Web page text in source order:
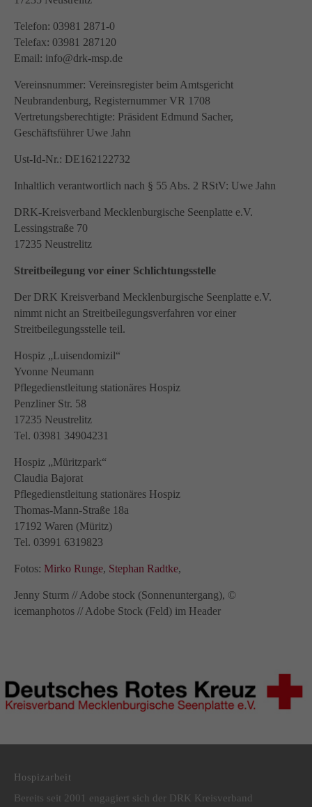
About us
Lorem ipsum dolor sit amet, consectetuer adipiscing
Aenean commodo ligula eget dolor. Aenean massa.
Cum sociis natoque penatibus et magnis dis parturient
montes, nascetur ridiculus mus. Donec quam felis,
Telefon: 03981 2871-0
Telefax: 03981 287120
Email: info@drk-msp.de
Vereinsnummer: Vereinsregister beim Amtsgericht
Neubrandenburg, Registernummer VR 1708
Vertretungsberechtigte: Präsident Edmund Sacher,
Geschäftsführer Uwe Jahn
Ust-Id-Nr.: DE162122732
Inhaltlich verantwortlich nach § 55 Abs. 2 RStV: Uwe Jahn
DRK-Kreisverband Mecklenburgische Seenplatte e.V.
Lessingstraße 70
17235 Neustrelitz
Streitbeilegung vor einer Schlichtungsstelle
Der DRK Kreisverband Mecklenburgische Seenplatte e.V.
nimmt nicht an Streitbeilegungsverfahren vor einer
Streitbeilegungsstelle teil.
Hospiz „Luisendomizil“
Yvonne Neumann
Pflegedienstleitung stationäres Hospiz
Penzliner Str. 58
17235 Neustrelitz
Tel. 03981 34904231
Hospiz „Müritzpark“
Claudia Bajorat
Pflegedienstleitung stationäres Hospiz
Thomas-Mann-Straße 18a
17192 Waren (Müritz)
Tel. 03991 6319823
Fotos: Mirko Runge, Stephan Radtke,
Jenny Sturm // Adobe stock (Sonnenuntergang), ©
icemanphotos // Adobe Stock (Feld) im Header
Hospizarbeit
Bereits seit 2001 engagiert sich der DRK Kreisverband